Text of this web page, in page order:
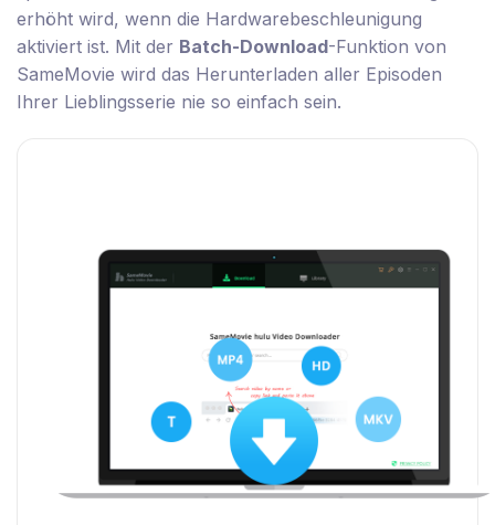
erhöht wird, wenn die Hardwarebeschleunigung
aktiviert ist. Mit der Batch-Download-Funktion von
SameMovie wird das Herunterladen aller Episoden
Ihrer Lieblingsserie nie so einfach sein.